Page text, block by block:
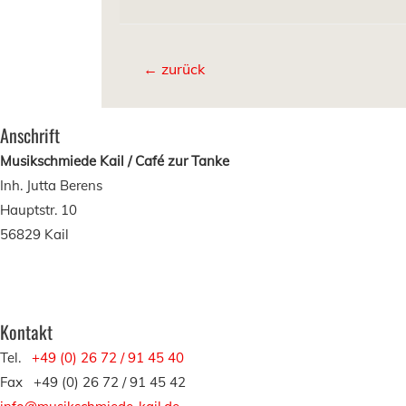
Beitragsnavigation
← zurück
Anschrift
Musikschmiede Kail / Café zur Tanke
Inh. Jutta Berens
Hauptstr. 10
56829 Kail
Kontakt
Tel. +49 (0) 26 72 / 91 45 40
Fax +49 (0) 26 72 / 91 45 42